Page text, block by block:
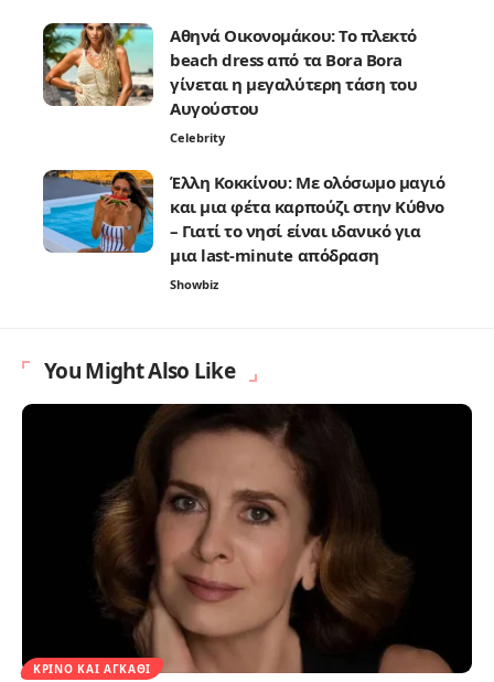
Αθηνά Οικονομάκου: Το πλεκτό
beach dress από τα Bora Bora
γίνεται η μεγαλύτερη τάση του
Αυγούστου
Celebrity
Έλλη Κοκκίνου: Με ολόσωμο μαγιό
και μια φέτα καρπούζι στην Κύθνο
– Γιατί το νησί είναι ιδανικό για
μια last-minute απόδραση
Showbiz
You Might Also Like
ΚΡΊΝΟ ΚΑΙ ΑΓΚΆΘΙ